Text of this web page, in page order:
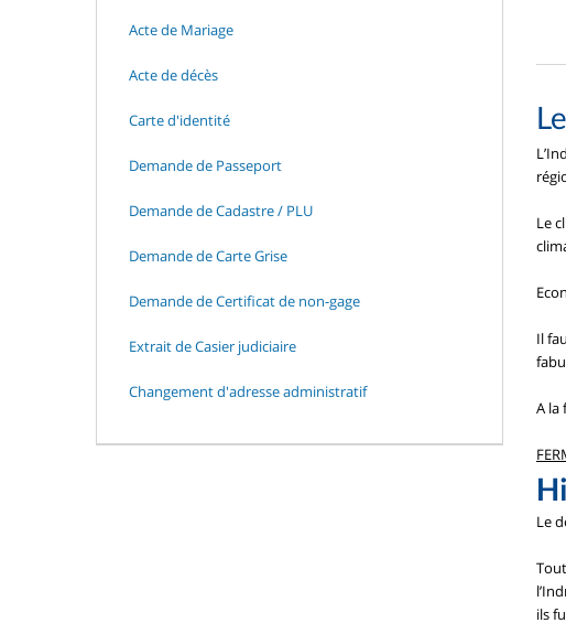
Acte de Mariage
Acte de décès
Carte d'identité
Demande de Passeport
Demande de Cadastre / PLU
Demande de Carte Grise
Demande de Certificat de non-gage
Extrait de Casier judiciaire
Changement d'adresse administratif
Le
Il
A la
Le
ils